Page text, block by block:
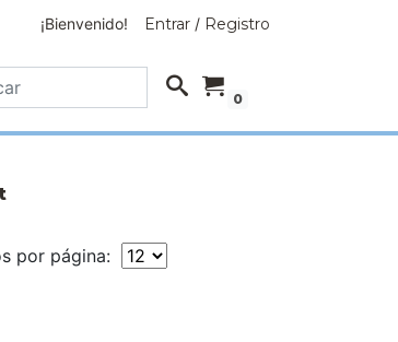
¡Bienvenido! Entrar / Registro
0
por página: